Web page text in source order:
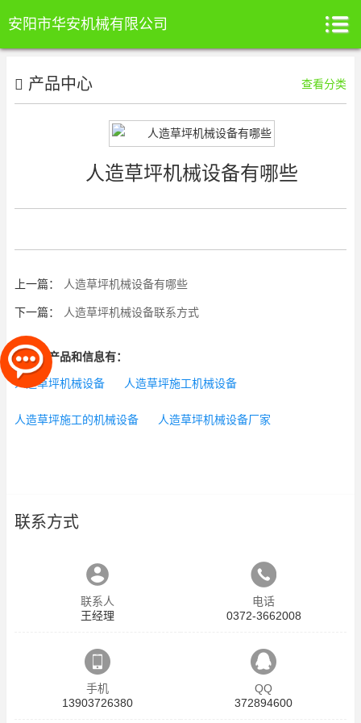
安阳市华安机械有限公司
产品中心 查看分类
人造草坪机械设备有哪些
上一篇： 人造草坪机械设备有哪些
下一篇： 人造草坪机械设备联系方式
相关的产品和信息有：
人造草坪机械设备 人造草坪施工机械设备
人造草坪施工的机械设备 人造草坪机械设备厂家
联系方式
联系人
王经理
电话
0372-3662008
手机
13903726380
QQ
372894600